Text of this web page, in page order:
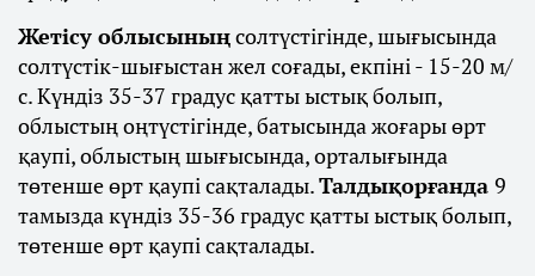
Жетісу облысыныңсолтүстігінде, шығысында
солтүстік-шығыстан жел соғады, екпіні - 15-20 м/
с. Күндіз 35-37 градус қатты ыстық болып,
облыстың оңтүстігінде, батысында жоғары өрт
қаупі, облыстың шығысында, орталығында
төтенше өрт қаупі сақталады.Талдықорғанда 9
тамызда күндіз 35-36 градус қатты ыстық болып,
төтенше өрт қаупі сақталады.